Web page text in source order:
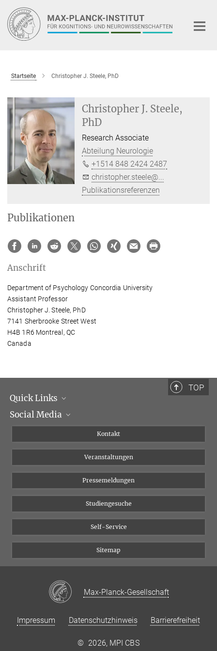
Hauptinhalt
Startseite Christopher J. Steele, PhD
Christopher J. Steele,
PhD
Research Associate
Abteilung Neurologie
+1514 848 2424 2487
christopher.steele@...
Publikationsreferenzen
Publikationen
Anschrift
Department of Psychology Concordia University
Assistant Professor
Christopher J. Steele, PhD
7141 Sherbrooke Street West
H4B 1R6 Montreal, QC
Canada
TOP
Quick Links
Institutsleitung
Social Media
YouTube
Kontakt
Veranstaltungen
Pressemeldungen
Studiengesuche
Self-Service
Sitemap
Max-Planck-Gesellschaft
Impressum Datenschutzhinweis Barrierefreiheit
© 2026, MPI CBS